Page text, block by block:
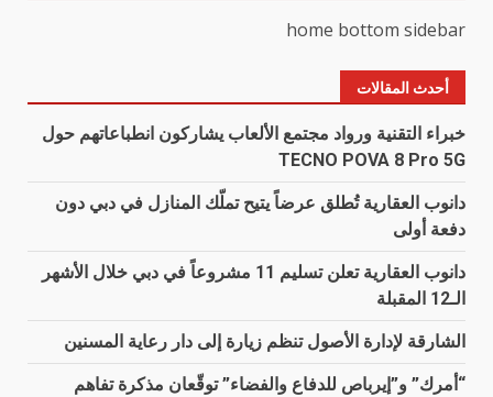
home bottom sidebar
أحدث المقالات
خبراء التقنية ورواد مجتمع الألعاب يشاركون انطباعاتهم حول
TECNO POVA 8 Pro 5G
دانوب العقارية تُطلق عرضاً يتيح تملّك المنازل في دبي دون
دفعة أولى
دانوب العقارية تعلن تسليم 11 مشروعاً في دبي خلال الأشهر
الـ12 المقبلة
الشارقة لإدارة الأصول تنظم زيارة إلى دار رعاية المسنين
“أمرك” و”إيرباص للدفاع والفضاء” توقّعان مذكرة تفاهم